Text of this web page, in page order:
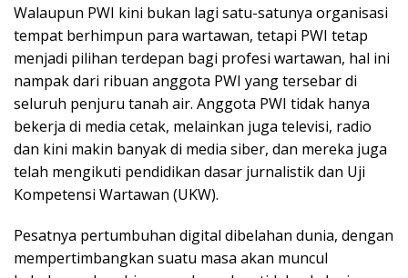
Walaupun PWI kini bukan lagi satu-satunya organisasi
tempat berhimpun para wartawan, tetapi PWI tetap
menjadi pilihan terdepan bagi profesi wartawan, hal ini
nampak dari ribuan anggota PWI yang tersebar di
seluruh penjuru tanah air. Anggota PWI tidak hanya
bekerja di media cetak, melainkan juga televisi, radio
dan kini makin banyak di media siber, dan mereka juga
telah mengikuti pendidikan dasar jurnalistik dan Uji
Kompetensi Wartawan (UKW).
Pesatnya pertumbuhan digital dibelahan dunia, dengan
mempertimbangkan suatu masa akan muncul